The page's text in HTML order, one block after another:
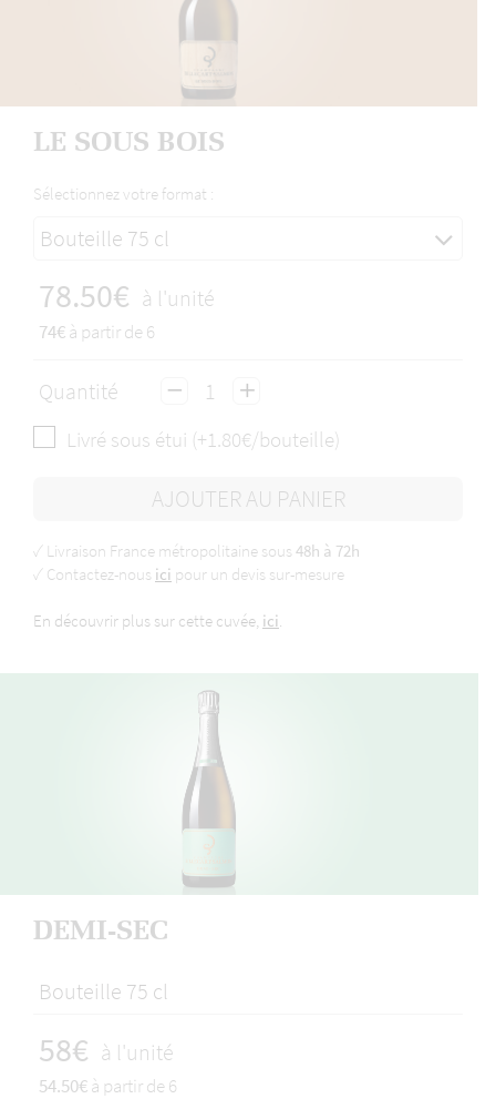
LE SOUS BOIS
Sélectionnez votre format :
Bouteille 75 cl
78.50€ à l'unité
74€à partir de 6
Quantité
Livré sous étui (+1.80€/bouteille)
AJOUTER AU PANIER
✓ Livraison France métropolitaine sous 48h à 72h
✓ Contactez-nous ici pour un devis sur-mesure
En découvrir plus sur cette cuvée, ici.
DEMI-SEC
Bouteille 75 cl
58€ à l'unité
54.50€à partir de 6